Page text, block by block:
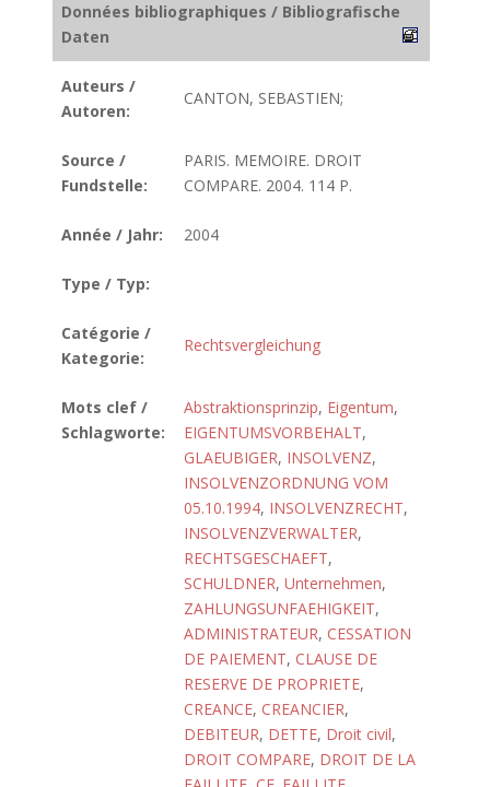
Données bibliographiques / Bibliografische
Daten
Auteurs /
Autoren:
CANTON, SEBASTIEN;
Source /
Fundstelle:
PARIS. MEMOIRE. DROIT
COMPARE. 2004. 114 P.
Année / Jahr: 2004
Type / Typ:
Catégorie /
Kategorie:
Rechtsvergleichung
Mots clef /
Schlagworte:
Abstraktionsprinzip, Eigentum,
EIGENTUMSVORBEHALT,
GLAEUBIGER, INSOLVENZ,
INSOLVENZORDNUNG VOM
05.10.1994, INSOLVENZRECHT,
INSOLVENZVERWALTER,
RECHTSGESCHAEFT,
SCHULDNER, Unternehmen,
ZAHLUNGSUNFAEHIGKEIT,
ADMINISTRATEUR, CESSATION
DE PAIEMENT, CLAUSE DE
RESERVE DE PROPRIETE,
CREANCE, CREANCIER,
DEBITEUR, DETTE, Droit civil,
DROIT COMPARE, DROIT DE LA